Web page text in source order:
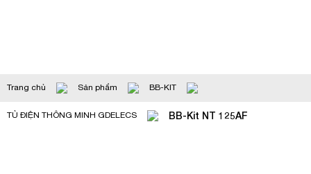
Trang chủ Sản phẩm BB-KIT
TỦ ĐIỆN THÔNG MINH GDELECS BB-Kit NT 125AF